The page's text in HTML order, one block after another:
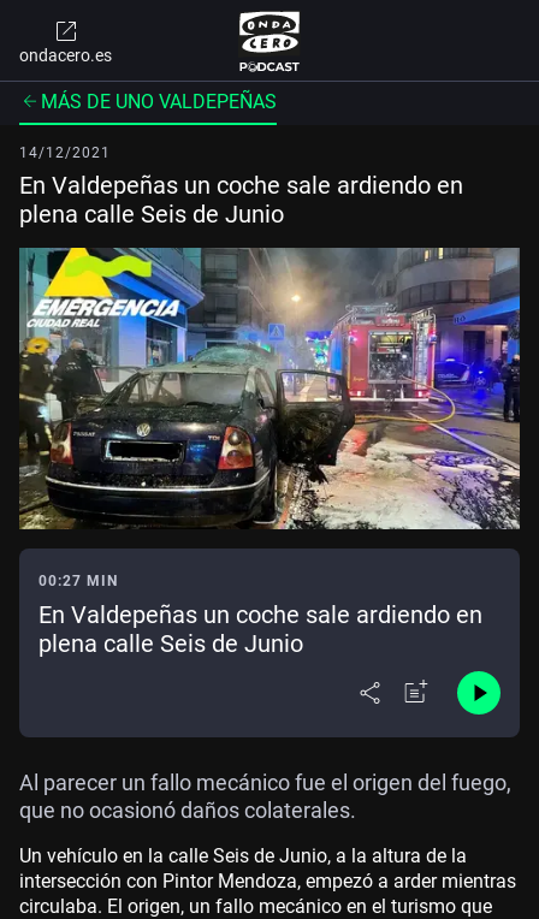
ondacero.es
MÁS DE UNO VALDEPEÑAS
14/12/2021
En Valdepeñas un coche sale ardiendo en
plena calle Seis de Junio
00:27 MIN
En Valdepeñas un coche sale ardiendo en
plena calle Seis de Junio
Al parecer un fallo mecánico fue el origen del fuego,
que no ocasionó daños colaterales.
Un vehículo en la calle Seis de Junio, a la altura de la
intersección con Pintor Mendoza, empezó a arder mientras
circulaba. El origen, un fallo mecánico en el turismo que